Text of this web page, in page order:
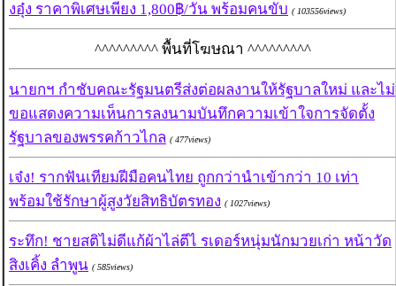
งอุ๋ง ราคาพิเศษเพียง 1,800฿/วัน พร้อมคนขับ ( 103556views)
^^^^^^^^^ พื้นที่โฆษณา ^^^^^^^^^
นายกฯ กำชับคณะรัฐมนตรีส่งต่อผลงานให้รัฐบาลใหม่ และไม่
ขอแสดงความเห็นการลงนามบันทึกความเข้าใจการจัดตั้ง
รัฐบาลของพรรคก้าวไกล ( 477views)
เจ๋ง! รากฟันเทียมฝีมือคนไทย ถูกกว่านำเข้ากว่า 10 เท่า
พร้อมใช้รักษาผู้สูงวัยสิทธิบัตรทอง ( 1027views)
ระทึก! ชายสติไม่ดีแก้ผ้าไล่ตีไ รเดอร์หนุ่มนักมวยเก่า หน้าวัด
สิงเคิ้ง ลำพูน ( 585views)